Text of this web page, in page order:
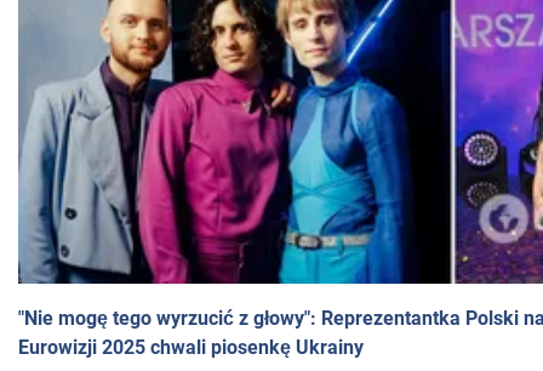
"Nie mogę tego wyrzucić z głowy": Reprezentantka Polski
Eurowizji 2025 chwali piosenkę Ukrainy